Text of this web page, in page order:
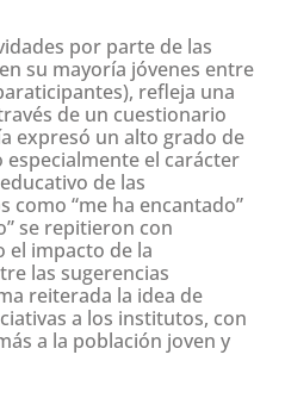
por parte de las
su mayoría jóvenes entre
refleja una
de un cuestionario
expresó un alto grado de
el carácter
de las
como “me ha encantado”
se repitieron con
el impacto de la
las sugerencias
reiterada la idea de
a los institutos, con
a la población joven y